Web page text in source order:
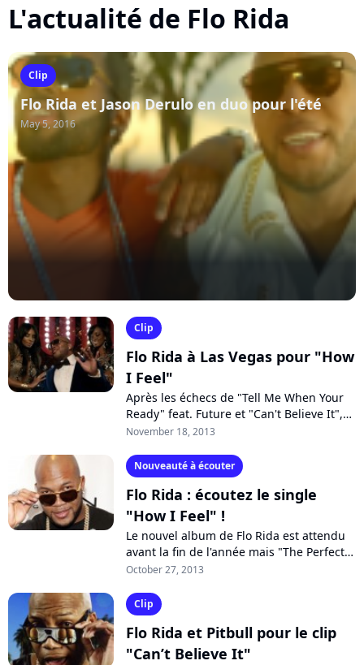
L'actualité de Flo Rida
Clip
Flo Rida et Jason Derulo en duo pour l'été
May 5, 2016
Clip
Flo Rida à Las Vegas pour "How
I Feel"
Après les échecs de "Tell Me When Your
Ready" feat. Future et "Can't Believe It",
en duo avec Pitbull, Flo Rida a bien
November 18, 2013
Nouveauté à écouter
Flo Rida : écoutez le single
"How I Feel" !
Le nouvel album de Flo Rida est attendu
avant la fin de l'année mais "The Perfect
10" n'a pas encore de date de sortie. Peu
October 27, 2013
Clip
Flo Rida et Pitbull pour le clip
"Can’t Believe It"